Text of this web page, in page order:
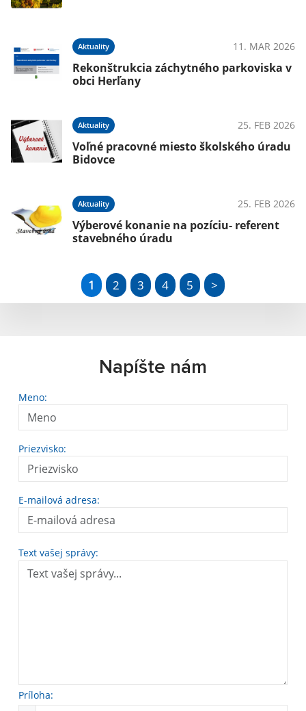
Aktuality 11. MAR 2026
Rekonštrukcia záchytného parkoviska v
obci Herľany
Aktuality 25. FEB 2026
Voľné pracovné miesto školského úradu
Bidovce
Aktuality 25. FEB 2026
Výberové konanie na pozíciu- referent
stavebného úradu
1 2 3 4 5 >
Napíšte nám
Meno:
Priezvisko:
E-mailová adresa:
Text vašej správy:
Príloha: